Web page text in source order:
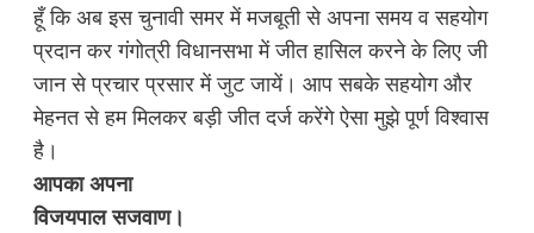
हूँ कि अब इस चुनावी समर में मजबूती से अपना समय व सहयोग
प्रदान कर गंगोत्री विधानसभा में जीत हासिल करने के लिए जी
जान से प्रचार प्रसार में जुट जायें। आप सबके सहयोग और
मेहनत से हम मिलकर बड़ी जीत दर्ज करेंगे ऐसा मुझे पूर्ण विश्वास
है।
आपका अपना
विजयपाल सजवाण।